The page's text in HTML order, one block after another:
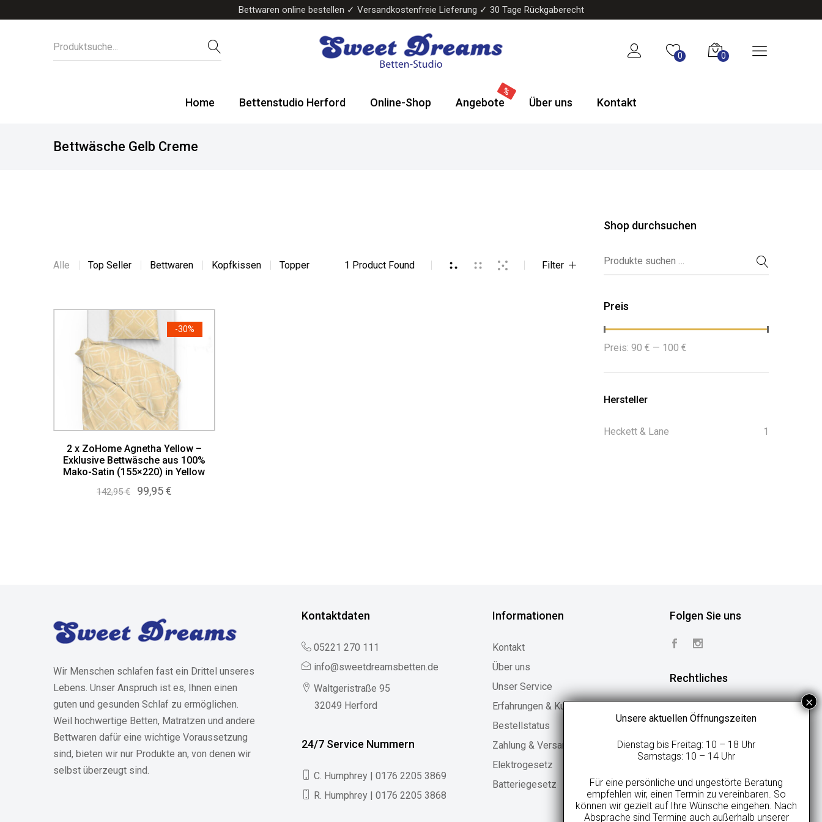
Bettwaren online bestellen ✓ Versandkostenfreie Lieferung ✓ 30 Tage Rückgaberecht
Bettenstudio
Boxspringbetten
0 0
Home Bettenstudio Herford Online-Shop Angebote Über uns Kontakt
Bettwäsche Gelb Creme
Alle Top Seller Bettwaren Kopfkissen Topper 1 Product Found Filter
-30%
2 x ZoHome Agnetha Yellow –
Exklusive Bettwäsche aus 100%
Mako-Satin (155×220) in Yellow
142,95€
Ursprünglicher
99,95€Aktueller
Shop durchsuchen
Suchen nach:
Preis
Min.
Preis
Max.
Preis
Preis: 90 € — 100 €
Hersteller
Heckett & Lane 1
Wir Menschen schlafen fast ein Drittel unseres
Lebens. Unser Anspruch ist es, Ihnen einen
guten und gesunden Schlaf zu ermöglichen.
Weil hochwertige Betten, Matratzen und andere
Bettwaren dafür eine wichtige Voraussetzung
sind, bieten wir nur Produkte an, von denen wir
selbst überzeugt sind.
Kontaktdaten
05221 270 111
info@sweetdreamsbetten.de
Waltgeristraße 95
32049 Herford
24/7 Service Nummern
C. Humphrey | 0176 2205 3869
R. Humphrey | 0176 2205 3868
Informationen
Kontakt
Über uns
Unser Service
Erfahrungen & Kundenstimmen
Bestellstatus
Zahlung & Versand
Elektrogesetz
Batteriegesetz
Folgen Sie uns
Rechtliches
Geschäftsbedingungen
Online-Streitbeilegung
Impressum
Unsere aktuellen Öffnungszeiten
Dienstag bis Freitag: 10 – 18 Uhr
Samstags: 10 – 14 Uhr
Für eine persönliche und ungestörte Beratung
empfehlen wir, einen Termin zu vereinbaren. So
können wir gezielt auf Ihre Wünsche eingehen. Nach
Absprache sind Termine auch außerhalb unserer